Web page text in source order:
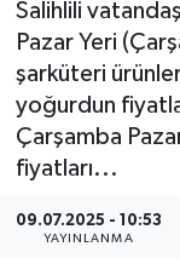
Salihlili
Pazar Yeri
şarküteri
yoğurdun
Çarşamba
fiyatları...
09.07.2025 - 10:53
YAYINLANMA
KÜLTÜR
YAŞAM
LIFE
SARIGÖL
SELENDİ
KIRKAĞAÇ
KULA
SALİHLİ
SARIGÖL
EKONOMİ
EĞİTİM
KÜLTÜR
SPOR